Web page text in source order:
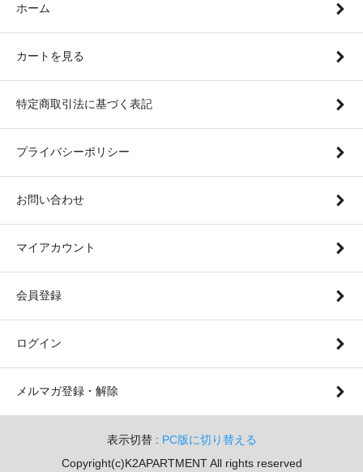
ホーム
カートを見る
特定商取引法に基づく表記
プライバシーポリシー
お問い合わせ
マイアカウント
会員登録
ログイン
メルマガ登録・解除
表示切替 : PC版に切り替える
Copyright(c)K2APARTMENT All rights reserved